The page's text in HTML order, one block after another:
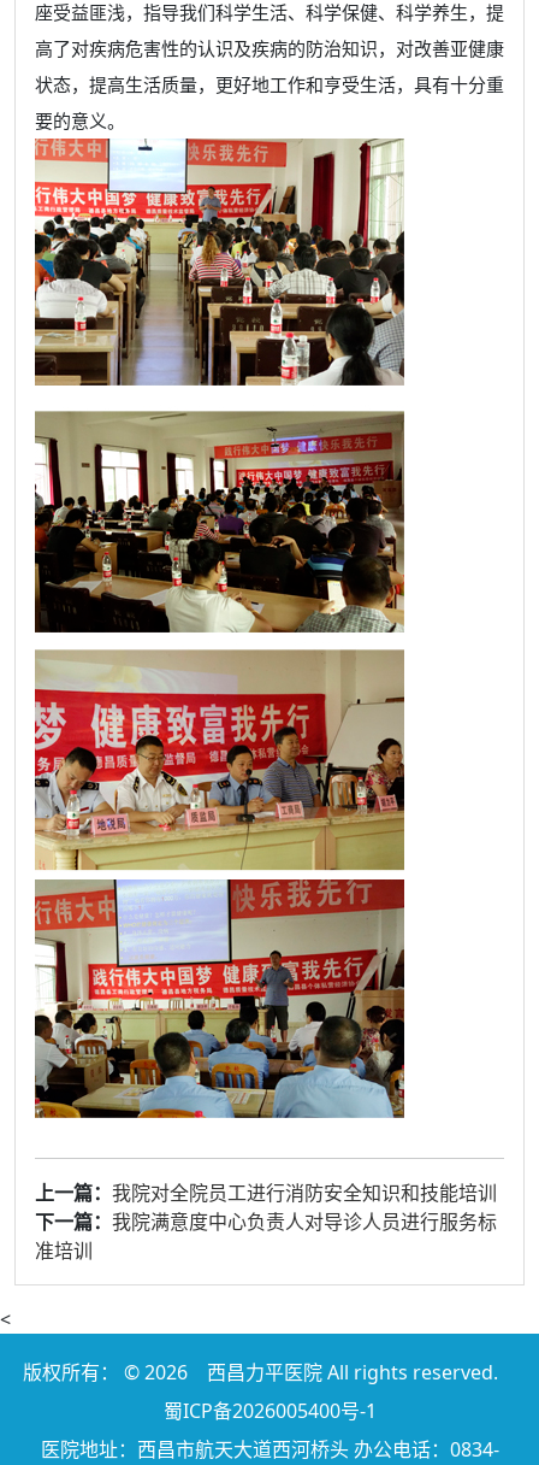
座受益匪浅，指导我们科学生活、科学保健、科学养生，提
高了对疾病危害性的认识及疾病的防治知识，对改善亚健康
状态，提高生活质量，更好地工作和亨受生活，具有十分重
要的意义。
上一篇： 我院对全院员工进行消防安全知识和技能培训
下一篇： 我院满意度中心负责人对导诊人员进行服务标
准培训
<
版权所有： © 2026 西昌力平医院All rights reserved.
蜀ICP备2026005400号-1
医院地址：西昌市航天大道西河桥头 办公电话：0834-